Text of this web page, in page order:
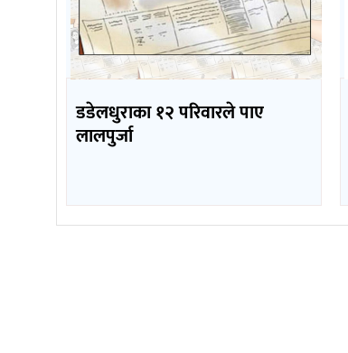
डडेलधुराका १२ परिवारले पाए
लालपुर्जा